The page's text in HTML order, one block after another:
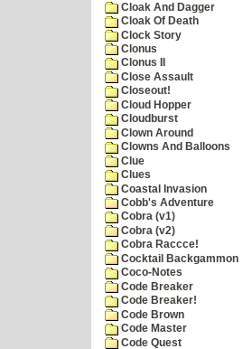
Cloak And Dagger
Cloak Of Death
Clock Story
Clonus
Clonus II
Close Assault
Closeout!
Cloud Hopper
Cloudburst
Clown Around
Clowns And Balloons
Clue
Clues
Coastal Invasion
Cobb's Adventure
Cobra (v1)
Cobra (v2)
Cobra Raccce!
Cocktail Backgammon
Coco-Notes
Code Breaker
Code Breaker!
Code Brown
Code Master
Code Quest